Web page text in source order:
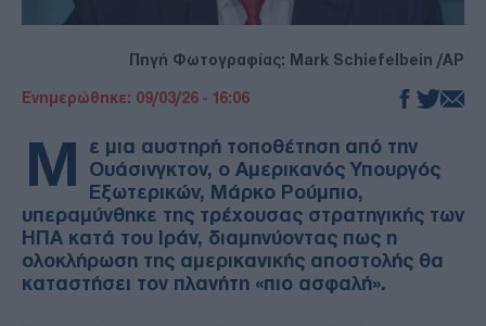
Πηγή Φωτογραφίας: Mark Schiefelbein /AP
Ενημερώθηκε: 09/03/26 - 16:06
Μ
ε μια αυστηρή τοποθέτηση από την
Ουάσινγκτον, ο Αμερικανός Υπουργός
Εξωτερικών, Μάρκο Ρούμπιο,
υπεραμύνθηκε της τρέχουσας στρατηγικής των
ΗΠΑ κατά του Ιράν, διαμηνύοντας πως η
ολοκλήρωση της αμερικανικής αποστολής θα
καταστήσει τον πλανήτη «πιο ασφαλή».